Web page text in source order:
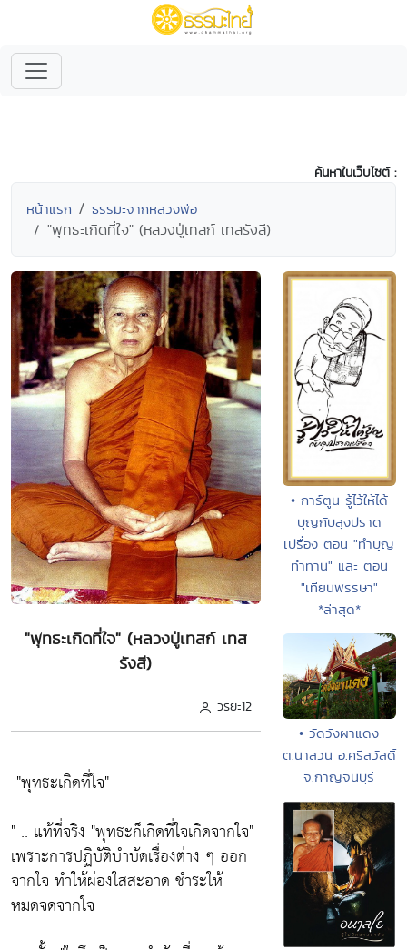
ค้นหาในเว็บไซต์ :
หน้าแรก ธรรมะจากหลวงพ่อ
"พุทธะเกิดที่ใจ" (หลวงปู่เทสก์ เทสรังสี)
"พุทธะเกิดที่ใจ" (หลวงปู่เทสก์ เทส
รังสี)
วิริยะ12
"พุทธะเกิดที่ใจ"
" .. แท้ที่จริง "พุทธะก็เกิดที่ใจเกิดจากใจ"
เพราะการปฏิบัติบำบัดเรื่องต่าง ๆ ออก
จากใจ ทำให้ผ่องใสสะอาด ชำระให้
หมดจดจากใจ
• การ์ตูน รู้ไว้ให้ได้
บุญกับลุงปราด
เปรื่อง ตอน "ทำบุญ
ทำทาน" และ ตอน
"เทียนพรรษา"
*ล่าสุด*
• วัดวังผาแดง
ต.นาสวน อ.ศรีสวัสดิ์
จ.กาญจนบุรี